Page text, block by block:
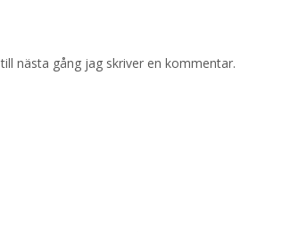
nästa gång jag skriver en kommentar.